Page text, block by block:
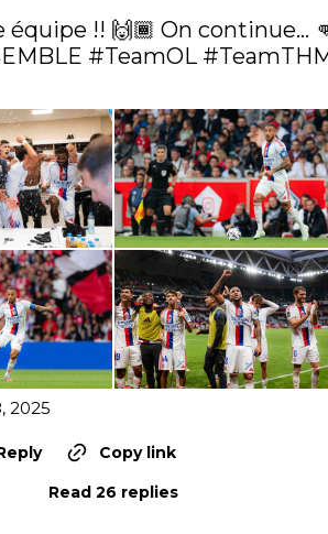
équipe !! 🙌🏾 On continue…
#TeamOL
2025
Copy link
Read 26 replies